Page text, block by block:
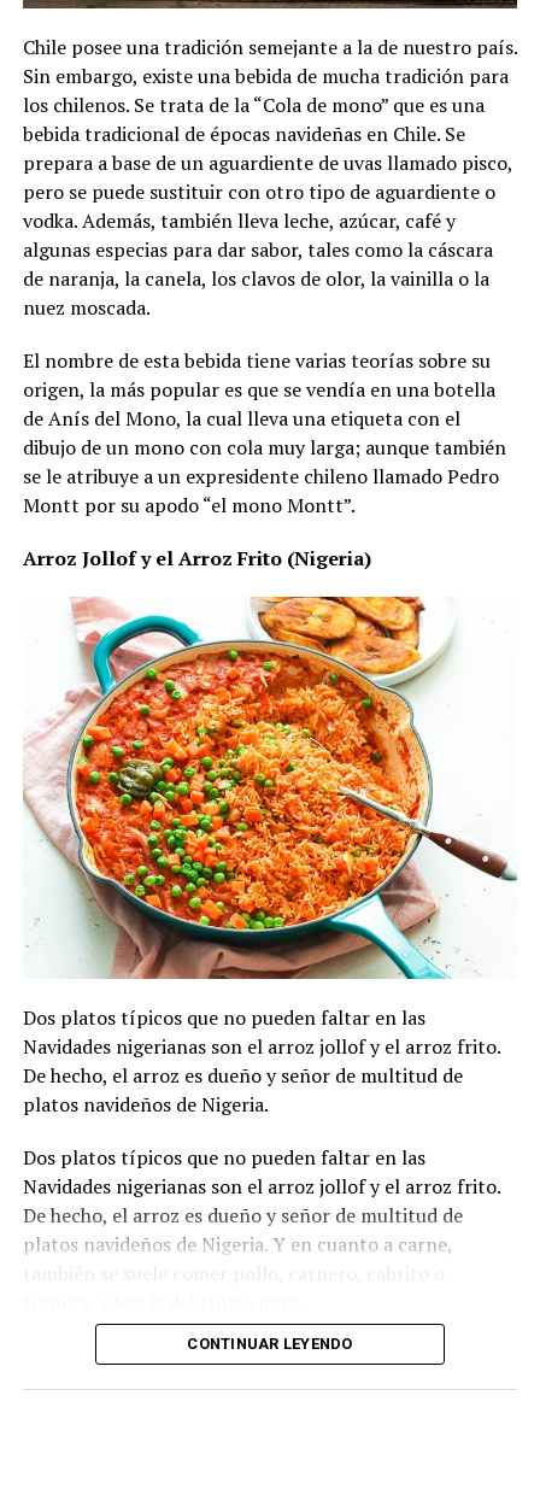
Chile posee una tradición semejante a la de nuestro país.
Sin embargo, existe una bebida de mucha tradición para
los chilenos. Se trata de la “Cola de mono” que es una
bebida tradicional de épocas navideñas en Chile. Se
prepara a base de un aguardiente de uvas llamado pisco,
pero se puede sustituir con otro tipo de aguardiente o
vodka. Además, también lleva leche, azúcar, café y
algunas especias para dar sabor, tales como la cáscara
de naranja, la canela, los clavos de olor, la vainilla o la
nuez moscada.
El nombre de esta bebida tiene varias teorías sobre su
origen, la más popular es que se vendía en una botella
de Anís del Mono, la cual lleva una etiqueta con el
dibujo de un mono con cola muy larga; aunque también
se le atribuye a un expresidente chileno llamado Pedro
Montt por su apodo “el mono Montt”.
Arroz Jollof y el Arroz Frito (Nigeria)
Dos platos típicos que no pueden faltar en las
Navidades nigerianas son el arroz jollof y el arroz frito.
De hecho, el arroz es dueño y señor de multitud de
platos navideños de Nigeria.
Dos platos típicos que no pueden faltar en las
Navidades nigerianas son el arroz jollof y el arroz frito.
De hecho, el arroz es dueño y señor de multitud de
platos navideños de Nigeria. Y en cuanto a carne,
CONTINUAR LEYENDO